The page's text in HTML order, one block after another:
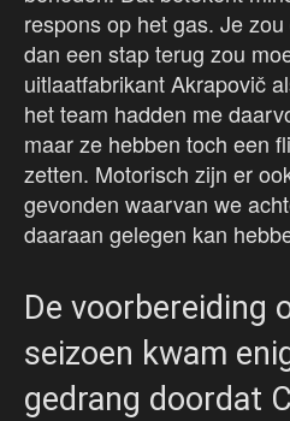
respons op het gas. Je
dan een stap terug zou
uitlaatfabrikant Akrapovič
het team hadden me
maar ze hebben toch een
zetten. Motorisch zijn er
gevonden waarvan we
daaraan gelegen kan
De voorbereiding
seizoen kwam
gedrang doordat